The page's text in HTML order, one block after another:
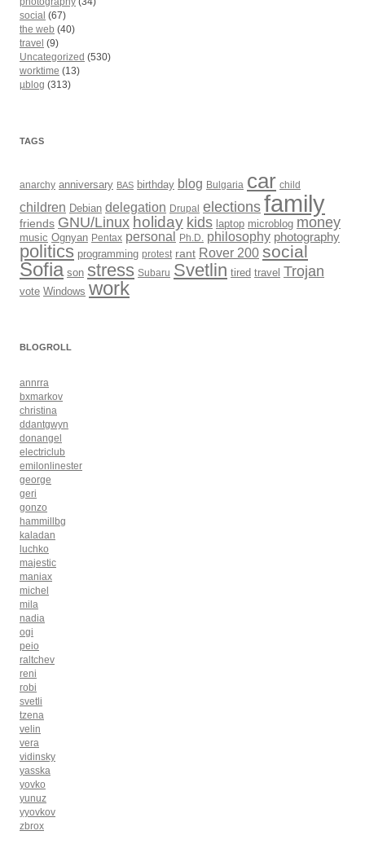
social (67)
the web (40)
travel (9)
Uncategorized (530)
worktime (13)
µblog (313)
TAGS
anarchy anniversary BAS birthday blog Bulgaria car child
children Debian delegation Drupal elections family
friends GNU/Linux holiday kids laptop microblog money
music Ognyan Pentax personal Ph.D. philosophy photography
politics programming protest rant Rover 200 social
Sofia son stress Subaru Svetlin tired travel Trojan
vote Windows work
BLOGROLL
annrra
bxmarkov
christina
ddantgwyn
donangel
electriclub
emilonlinester
george
geri
gonzo
hammillbg
kaladan
luchko
majestic
maniax
michel
mila
nadia
ogi
peio
raltchev
reni
robi
svetli
tzena
velin
vera
vidinsky
yasska
yovko
yunuz
yyovkov
zbrox